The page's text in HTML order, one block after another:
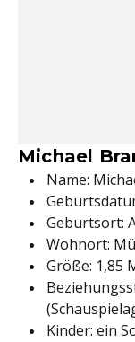
Michael
Name:
Geburtsort:
Wohnort:
Größe: 1,85
Kinder: ein